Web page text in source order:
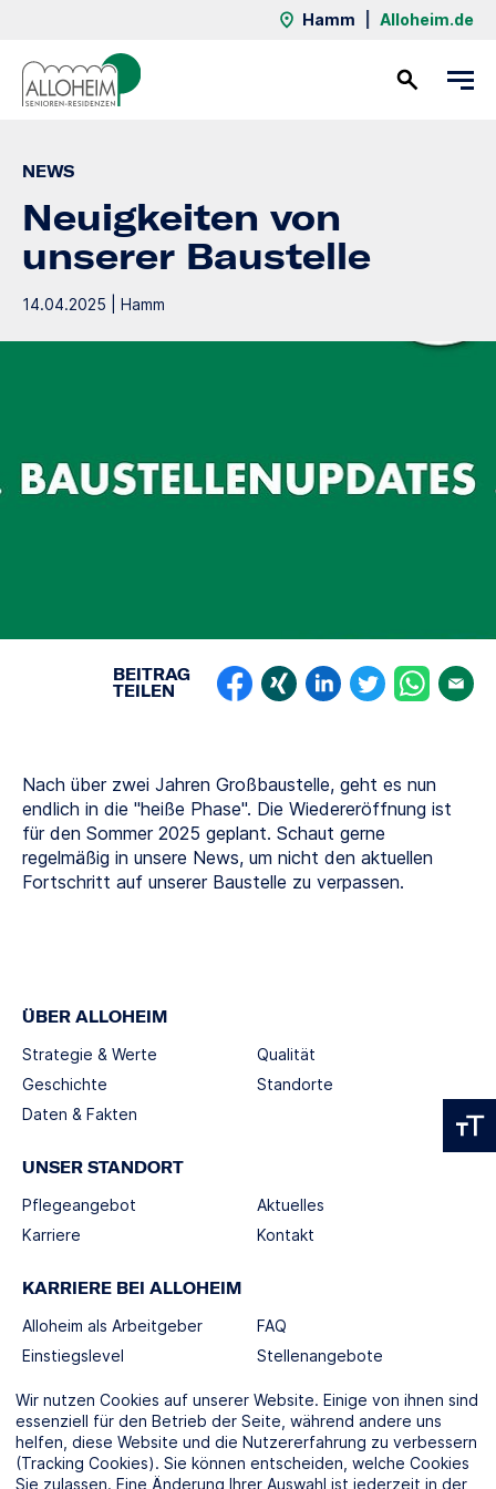
Hamm Alloheim.de
NEWS
Neuigkeiten von
unserer Baustelle
14.04.2025 | Hamm
BEITRAG
TEILEN
Nach über zwei Jahren Großbaustelle, geht es nun
endlich in die "heiße Phase". Die Wiedereröffnung ist
für den Sommer 2025 geplant. Schaut gerne
regelmäßig in unsere News, um nicht den aktuellen
Fortschritt auf unserer Baustelle zu verpassen.
ÜBER ALLOHEIM
Strategie & Werte
Geschichte
Daten & Fakten
Qualität
Standorte
UNSER STANDORT
Pflegeangebot
Karriere
Aktuelles
Kontakt
KARRIERE BEI ALLOHEIM
Alloheim als Arbeitgeber
Einstiegslevel
FAQ
Stellenangebote
SOCIAL MEDIA
Wir nutzen Cookies auf unserer Website. Einige von ihnen sind
essenziell für den Betrieb der Seite, während andere uns
helfen, diese Website und die Nutzererfahrung zu verbessern
(Tracking Cookies). Sie können entscheiden, welche Cookies
Sie zulassen. Eine Änderung Ihrer Auswahl ist jederzeit in der